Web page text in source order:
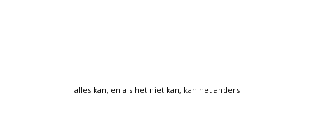
alles kan, en als het niet kan, kan het anders